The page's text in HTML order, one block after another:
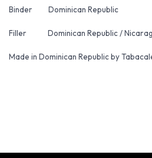
Binder Dominican Republic
Filler Dominican Republic /
Made in Dominican Republic by